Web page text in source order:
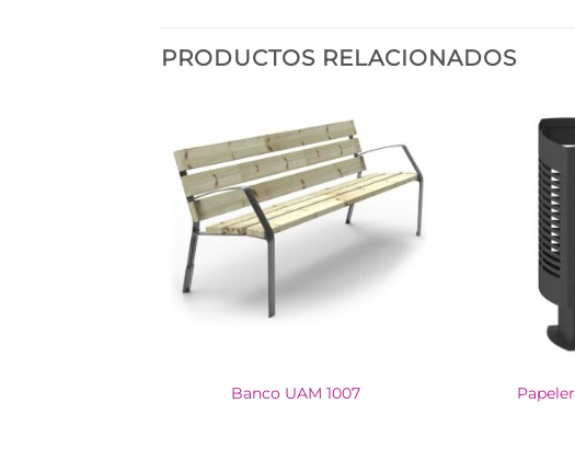
PRODUCTOS RELACIONADOS
Banco UAM 1007